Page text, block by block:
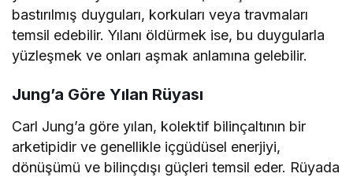
bastırılmış duyguları, korkuları veya travmaları
temsil edebilir. Yılanı öldürmek ise, bu duygularla
yüzleşmek ve onları aşmak anlamına gelebilir.
Jung’a Göre Yılan Rüyası
Carl Jung’a göre yılan, kolektif bilinçaltının bir
arketipidir ve genellikle içgüdüsel enerjiyi,
dönüşümü ve bilinçdışı güçleri temsil eder. Rüyada